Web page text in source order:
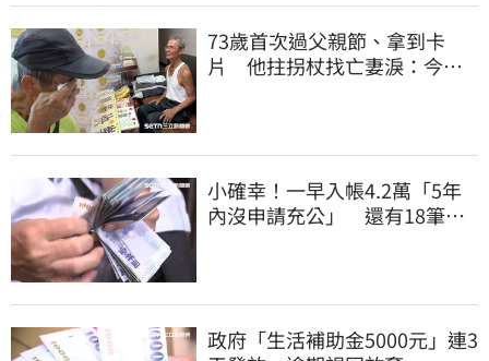
73歲首次過父親節、拿到卡
片 他拄拐杖找亡妻淚：今天
小確幸！一早入帳4.2萬「5年
內沒申請充公」 還有18筆錢
政府「生活補助金5000元」連3